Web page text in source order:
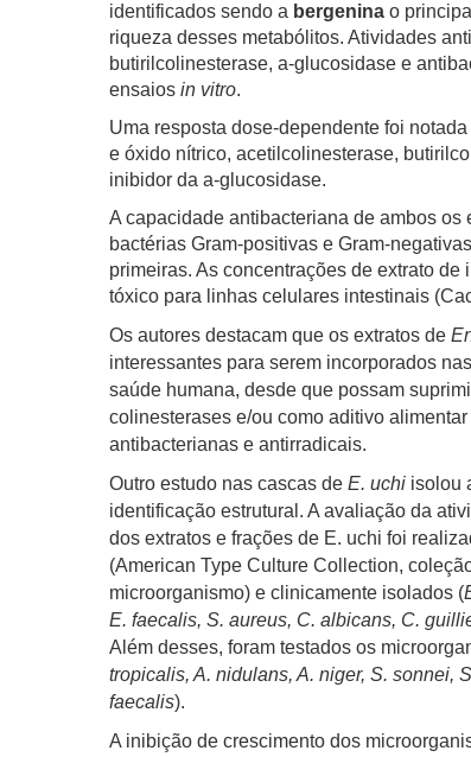
identificados sendo a bergeninao
riqueza desses metabólitos. Atividades
butirilcolinesterase, a-glucosidase e
ensaios in vitro.
Uma resposta dose-dependente foi
e óxido nítrico, acetilcolinesterase,
inibidor da a-glucosidase.
A capacidade antibacteriana de ambos os
bactérias Gram-positivas e Gram-
primeiras. As concentrações de extrato
tóxico para linhas celulares intestinais
Os autores destacam que os extratos de
interessantes para serem incorporados
saúde humana, desde que possam
colinesterases e/ou como aditivo
antibacterianas e antirradicais.
Outro estudo nas cascas de E. uchiisolou
identificação estrutural. A avaliação da
dos extratos e frações de E. uchi foi
(American Type Culture Collection,
microorganismo) e clinicamente isolados (
E. faecalis, S. aureus, C. albicans, C.
Além desses, foram testados os
tropicalis, A. nidulans, A. niger, S. sonnei,
faecalis).
A inibição de crescimento dos